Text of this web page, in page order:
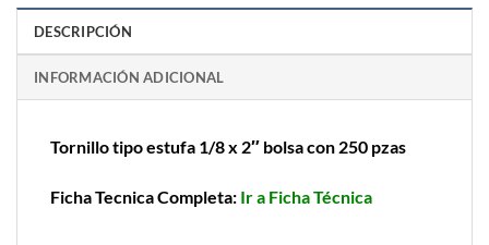
DESCRIPCIÓN
INFORMACIÓN ADICIONAL
Tornillo tipo estufa 1/8 x 2″ bolsa con 250 pzas
Ficha Tecnica Completa: Ir a Ficha Técnica